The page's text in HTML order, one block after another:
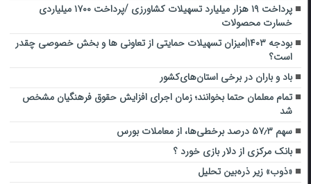
پرداخت ۱۹ هزار میلیارد تسهیلات کشاورزی /پرداخت ۱۷۰۰ میلیاردی
خسارت محصولات
بودجه ۱۴۰۳|میزان تسهیلات حمایتی از تعاونی ها و بخش خصوصی چقدر
است؟
باد و باران در برخی استان‌های‌کشور
تمام معلمان حتما بخوانند؛ زمان اجرای افزایش حقوق فرهنگیان مشخص
شد
سهم ۵۷٫۳ درصد برخطی‌ها، از معاملات بورس
بانک مرکزی از دلار بازی خورد ؟
«ذوب» زیر ذره‌بین تحلیل